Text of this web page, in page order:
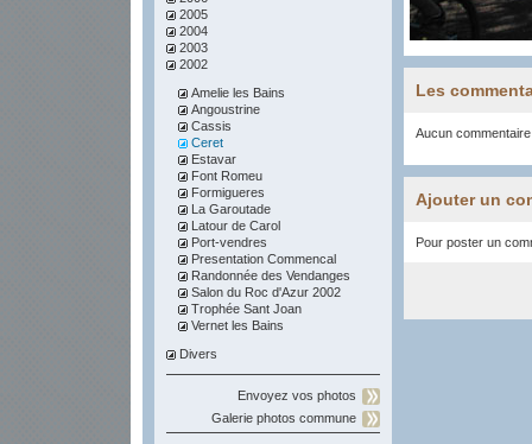
2005
2004
2003
2002
Amelie les Bains
Angoustrine
Cassis
Ceret
Estavar
Font Romeu
Formigueres
La Garoutade
Latour de Carol
Port-vendres
Presentation Commencal
Randonnée des Vendanges
Salon du Roc d'Azur 2002
Trophée Sant Joan
Vernet les Bains
Divers
Envoyez vos photos
Galerie photos commune
Les
Aucun
Ajouter un
Pour poster un